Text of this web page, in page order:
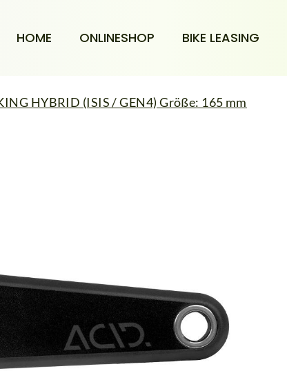
HOME ONLINESHOP BIKE LEASING
HYBRID (ISIS / GEN4) Größe: 165 mm